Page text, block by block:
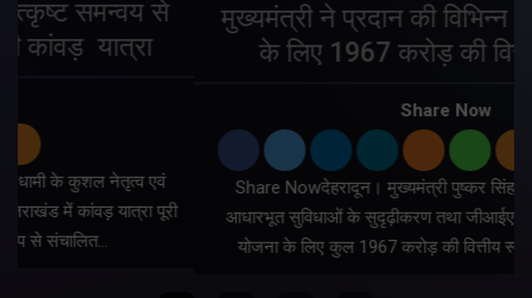
मुख्यमंत्री ने प्रदान की विभिन्न विकास योजनाओं
के लिए 1967 करोड़ की वित्तीय स्वीकृति
Share Nowदेहरादून। मुख्यमंत्री पुष्कर सिंह धामी ने प्रदेश में शहरी
आधारभूत सुविधाओं के सुदृढ़ीकरण तथा जीआईएस आधारित जल-निकासी
योजना के लिए कुल 1967 करोड़ की वित्तीय स्वीकृति प्रदान की है।…